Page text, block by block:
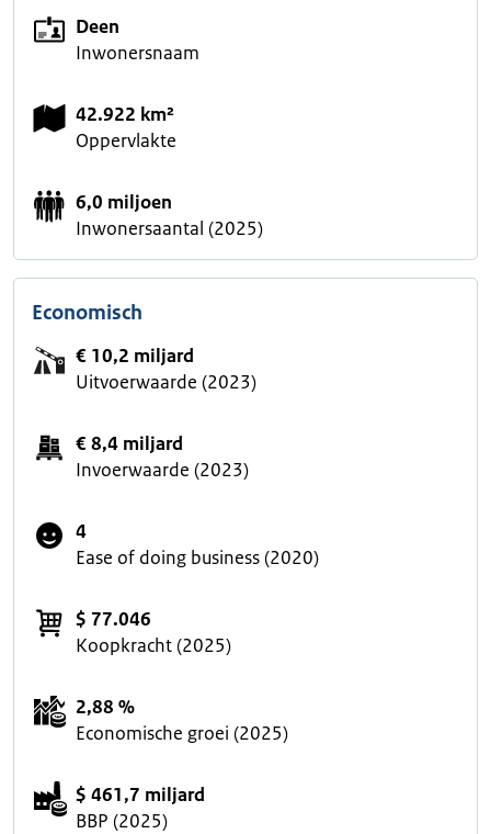
Deen
Inwonersnaam
42.922 km²
Oppervlakte
6,0 miljoen
Inwonersaantal (2025)
Economisch
€ 10,2 miljard
Uitvoerwaarde (2023)
€ 8,4 miljard
Invoerwaarde (2023)
4
Ease of doing business (2020)
$ 77.046
Koopkracht (2025)
2,88 %
Economische groei (2025)
$ 461,7 miljard
BBP (2025)